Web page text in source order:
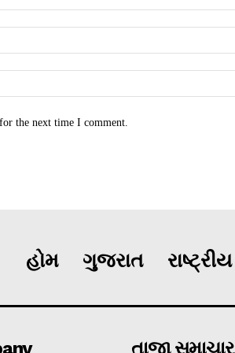
the next time I comment.
હોમ ગુજરાત રાષ્ટ્રીય
તાજા સમાચાર